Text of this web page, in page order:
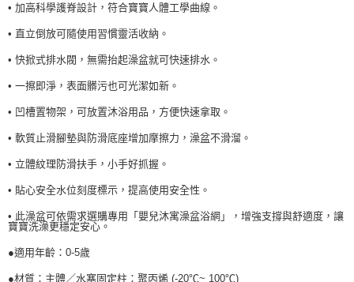
• 加高科學護脊設計，符合寶寶人體工學曲線。
• 直立倒放可隨使用習慣靈活收納。
• 快掀式排水閥，無需抬起澡盆就可快速排水。
• 一擦即淨，表面髒污也可光潔如新。
• 凹槽置物架，可放置沐浴用品，方便快速拿取。
• 軟質止滑腳墊與防滑底座增加摩擦力，澡盆不滑溜。
• 立體紋理防滑扶手，小手好抓握。
• 貼心安全水位刻度標示，提高使用安全性。
• 此澡盆可依需求選購專用「嬰兒沐寓澡盆浴網」，增強支撐與舒適度，讓
寶寶洗澡更穩定安心。
●適用年齡：0-5歲
●材質：主體／水塞固定柱：聚丙烯 (-20℃~ 100℃)